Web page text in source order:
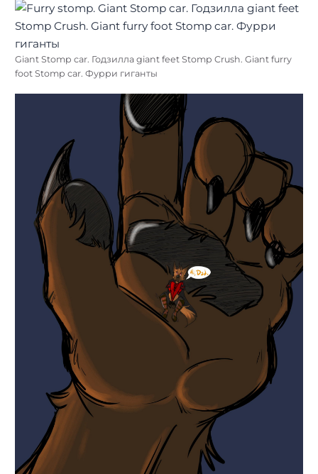
Giant Stomp car. Годзилла giant feet Stomp Crush. Giant furry
foot Stomp car. Фурри гиганты